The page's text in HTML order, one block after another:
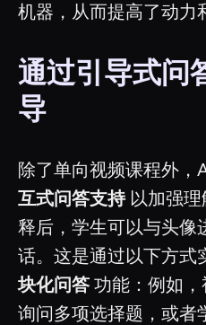
机器，从而提高了动力
通过引导式问
导
除了单向视频课程外，
互式问答支持以加强理
释后，学生可以与头像
话。这是通过以下方式
块化问答 功能：例如
询问多项选择题，或者